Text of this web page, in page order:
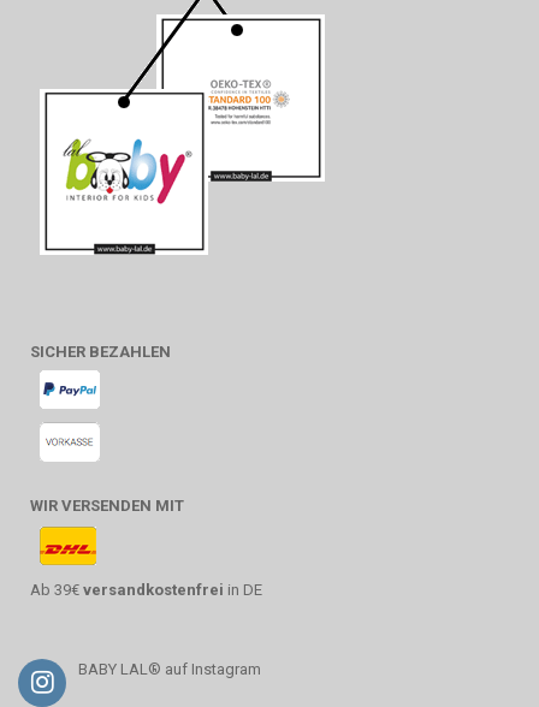
SICHER BEZAHLEN
WIR VERSENDEN MIT
Ab 39€ versandkostenfrei in DE
BABY LAL® auf Instagram